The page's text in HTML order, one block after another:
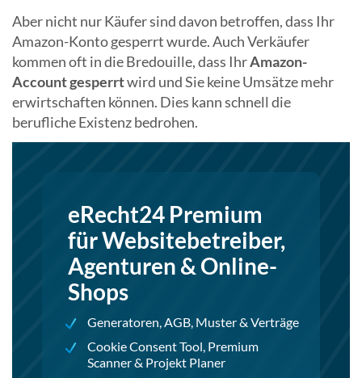
Aber nicht nur Käufer sind davon betroffen, dass Ihr
Amazon-Konto gesperrt wurde. Auch Verkäufer
kommen oft in die Bredouille, dass IhrAmazon-
Account gesperrtwird und Sie keine Umsätze mehr
erwirtschaften können. Dies kann schnell die
berufliche Existenz bedrohen.
eRecht24 Premium
für Websitebetreiber,
Agenturen & Online-
Shops
Generatoren, AGB, Muster & Verträge
Cookie Consent Tool, Premium
Scanner & Projekt Planer